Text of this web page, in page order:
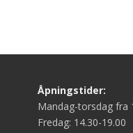
Åpningstider:
Mandag-torsdag fra
Fredag: 14.30-19.00